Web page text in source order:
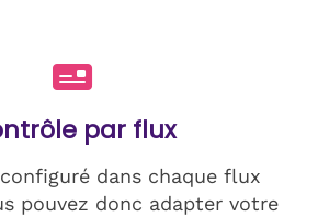
par flux
dans chaque flux
pouvez donc adapter votre